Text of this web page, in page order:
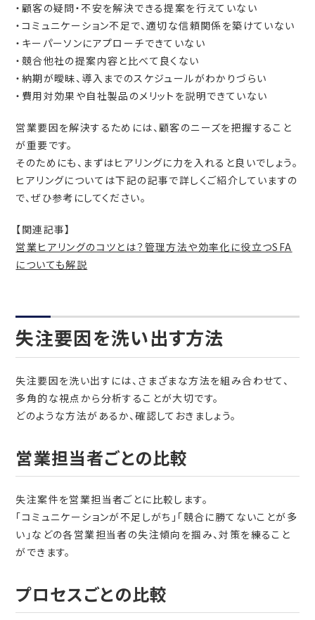
・顧客の疑問・不安を解決できる提案を行えていない
・コミュニケーション不足で、適切な信頼関係を築けていない
・キーパーソンにアプローチできていない
・競合他社の提案内容と比べて良くない
・納期が曖昧、導入までのスケジュールがわかりづらい
・費用対効果や自社製品のメリットを説明できていない
営業要因を解決するためには、顧客のニーズを把握すること
が重要です。
そのためにも、まずはヒアリングに力を入れると良いでしょう。
ヒアリングについては下記の記事で詳しくご紹介していますの
で、ぜひ参考にしてください。
【関連記事】
営業ヒアリングのコツとは？管理方法や効率化に役立つSFA
についても解説
失注要因を洗い出す方法
失注要因を洗い出すには、さまざまな方法を組み合わせて、
多角的な視点から分析することが大切です。
どのような方法があるか、確認しておきましょう。
営業担当者ごとの比較
失注案件を営業担当者ごとに比較します。
「コミュニケーションが不足しがち」「競合に勝てないことが多
い」などの各営業担当者の失注傾向を掴み、対策を練ること
ができます。
プロセスごとの比較